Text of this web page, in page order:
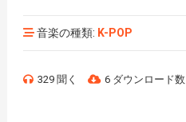
音楽の種類: K-POP
329 聞く 6 ダウンロード数